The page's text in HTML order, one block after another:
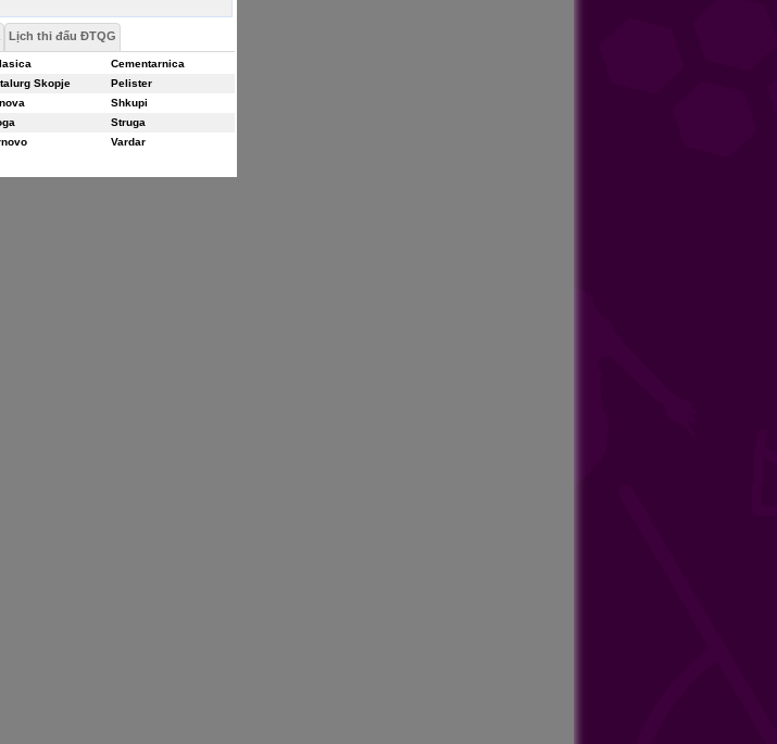
Lịch thi đấu ĐTQG
Cementarnica
Skopje
Pelister
Shkupi
Struga
Vardar